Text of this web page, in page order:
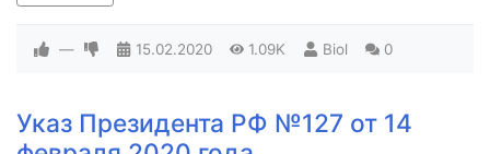
— 15.02.2020 1.09K Biol 0
Указ Президента РФ №127 от 14